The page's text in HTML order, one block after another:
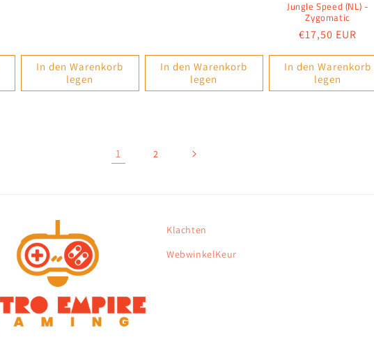
In den Warenkorb
legen
In den Warenkorb
legen
Jungle Speed (NL) -
Zygomatic
Normaler
€17,50 EUR
In den Warenkorb
legen
1 2
Klachten
WebwinkelKeur